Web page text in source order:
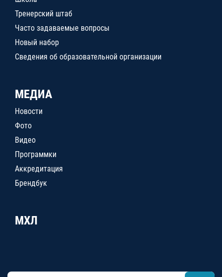
Тренерский штаб
Часто задаваемые вопросы
Новый набор
Сведения об образовательной организации
МЕДИА
Новости
Фото
Видео
Программки
Аккредитация
Брендбук
МХЛ